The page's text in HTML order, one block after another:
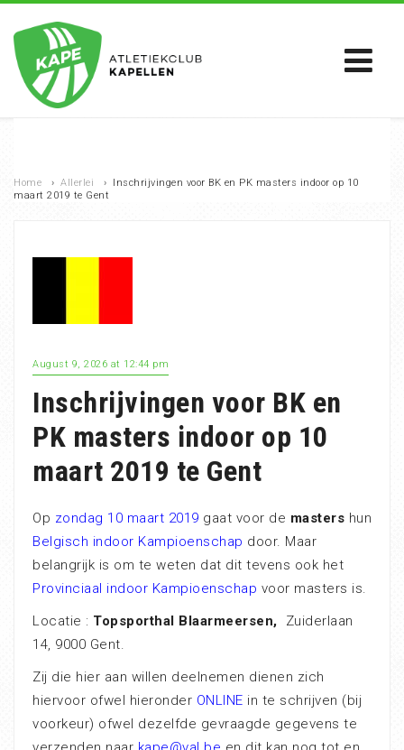
Home › Allerlei › Inschrijvingen voor BK en PK masters indoor op 10
maart 2019 te Gent
August 9, 2026 at 12:44 pm
Inschrijvingen voor BK en
PK masters indoor op 10
maart 2019 te Gent
Op zondag 10 maart 2019 gaat voor de masters hun
Belgisch indoor Kampioenschap door. Maar
belangrijk is om te weten dat dit tevens ook het
Provinciaal indoor Kampioenschap voor masters is.
Locatie : Topsporthal Blaarmeersen,
Zuiderlaan
14, 9000 Gent.
Zij die hier aan willen deelnemen dienen zich
hiervoor ofwel hieronder ONLINE in te schrijven (bij
voorkeur) ofwel dezelfde gevraagde gegevens te